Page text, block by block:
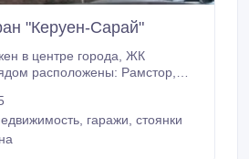
"Керуен-Сарай"
в центре города, ЖК
расположены: Рамстор,
гос.акт.
мощность 40 кВт.,
гаражи, стоянки